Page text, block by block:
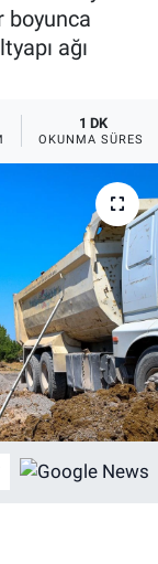
boyunca
ağı
1 DK
OKUNMA SÜRESI